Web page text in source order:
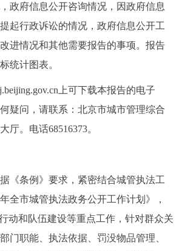
利企服务 投资项目
阳光政务
在线访谈 图说互动
政府信息公开咨询情况，因政府信息
起行政诉讼的情况，政府信息公开工
进情况和其他需要报告的事项。报告
统计图表。
上可下载本报告的电子
疑问，请联系：北京市城市管理综合
厅。电话68516373。
条例》要求，紧密结合城管执法工
全市城管执法政务公开工作计划》，
动和队伍建设等重点工作，针对群众关
门职能、执法依据、罚没物品管理、